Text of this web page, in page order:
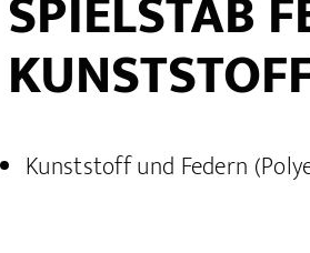
Kunststoff und Federn